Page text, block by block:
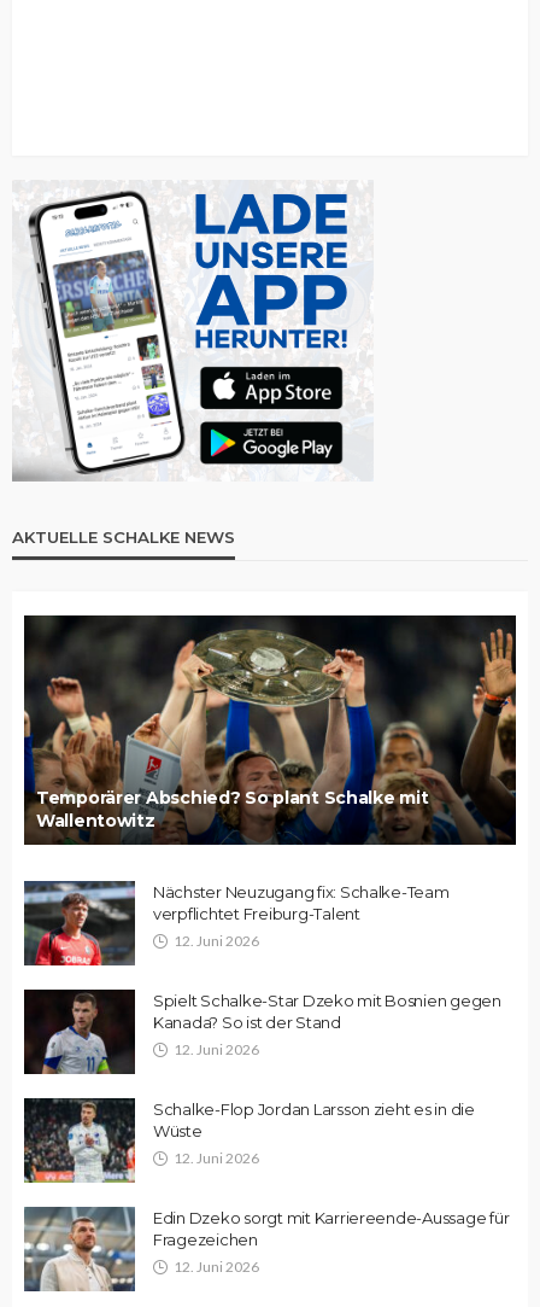
AKTUELLE SCHALKE NEWS
Temporärer Abschied? So plant Schalke mit
Wallentowitz
Nächster Neuzugang fix: Schalke-Team
verpflichtet Freiburg-Talent
12. Juni 2026
Spielt Schalke-Star Dzeko mit Bosnien gegen
Kanada? So ist der Stand
12. Juni 2026
Schalke-Flop Jordan Larsson zieht es in die
Wüste
12. Juni 2026
Edin Dzeko sorgt mit Karriereende-Aussage für
Fragezeichen
12. Juni 2026